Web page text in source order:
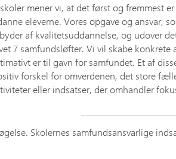
mener vi, at det først og fremmest
eleverne. Vores opgave og ansvar,
af kvalitetsuddannelse, og udover
7 samfundsløfter. Vi vil skabe
er til gavn for samfundet. Et af
forskel for omverdenen, det store
eller indsatser, der omhandler
Skolernes samfundsansvarlige